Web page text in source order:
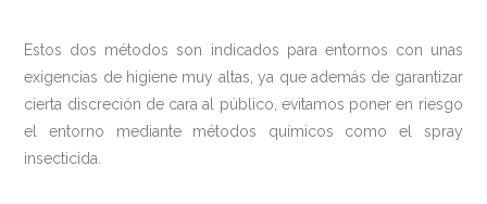
Estos dos métodos son indicados para entornos con unas
exigencias de higiene muy altas, ya que además de garantizar
cierta discreción de cara al público, evitamos poner en riesgo
el entorno mediante métodos químicos como el spray
insecticida.